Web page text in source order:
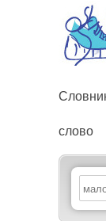
слово